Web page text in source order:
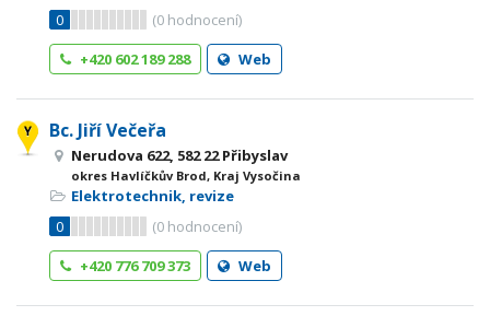
0
(0 hodnocení)
+420 602 189 288
Web
Bc. Jiří Večeřa
Nerudova 622, 582 22 Přibyslav
okres Havlíčkův Brod, Kraj Vysočina
Elektrotechnik, revize
0
(0 hodnocení)
+420 776 709 373
Web